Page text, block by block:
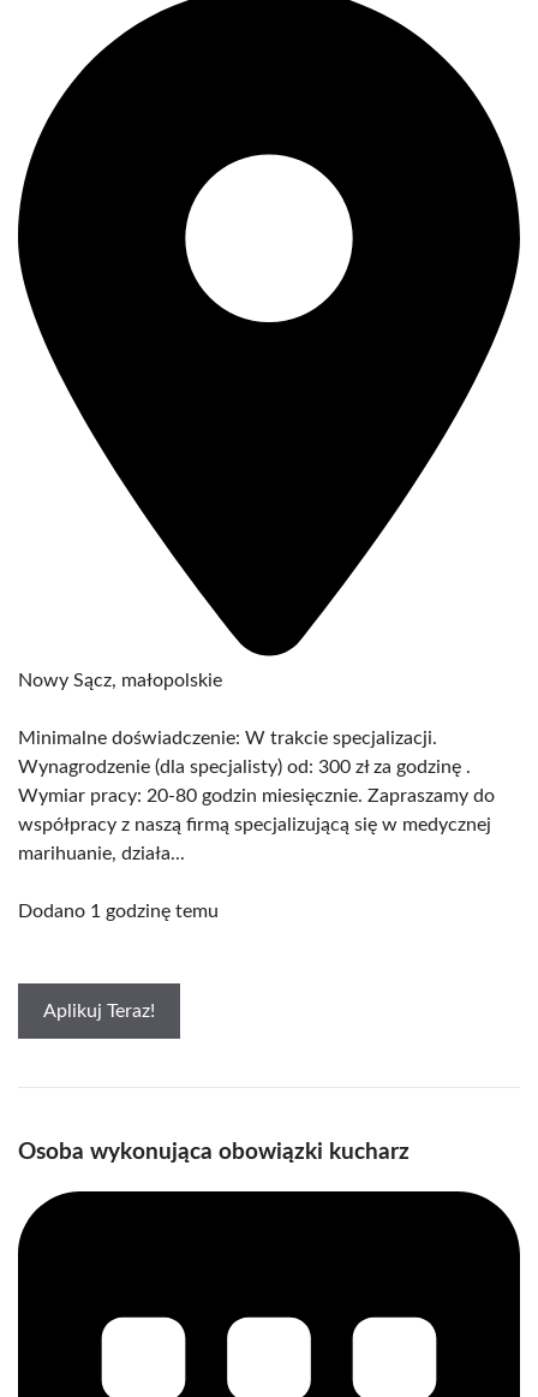
Nowy Sącz, małopolskie
Minimalne doświadczenie: W trakcie specjalizacji.
Wynagrodzenie (dla specjalisty) od: 300 zł za godzinę .
Wymiar pracy: 20-80 godzin miesięcznie. Zapraszamy do
współpracy z naszą firmą specjalizującą się w medycznej
marihuanie, działa...
Dodano 1 godzinę temu
Aplikuj Teraz!
Osoba wykonująca obowiązki kucharz